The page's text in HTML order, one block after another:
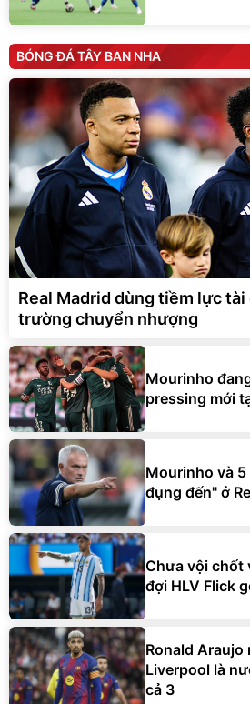
BÓNG ĐÁ TÂY BAN NHA
Real Madrid dùng tiềm lực
trường chuyển nhượng
Mourinho
pressing mới
Mourinho và
đụng đến" ở
Chưa vội chốt
đợi HLV Flick
Ronald Araujo
Liverpool là
cả 3